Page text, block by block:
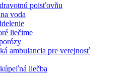
poisťovňu
voda
liečime
ambulancia pre verejnosť
liečba